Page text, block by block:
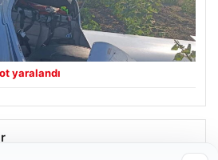
yaralandı